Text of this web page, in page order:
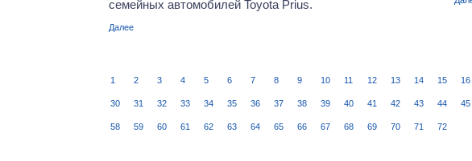
семейных автомобилей Toyota Prius.
Далее
1 2 3 4 5 6 7 8 9 10 11 12 13 14 15 16
30 31 32 33 34 35 36 37 38 39 40 41 42 43 44 45
58 59 60 61 62 63 64 65 66 67 68 69 70 71 72